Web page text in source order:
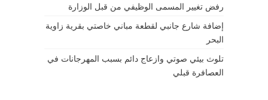
رفض تغيير المسمى الوظيفي من قبل الوزارة
إضافة شارع جانبي لقطعة مباني خاصتي بقرية زاوية
البحر
تلوث بيئي صوتي وازعاج دائم بسبب المهرجانات في
العصافرة قبلي